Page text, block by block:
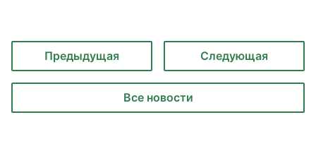
Предыдущая Следующая
Все новости